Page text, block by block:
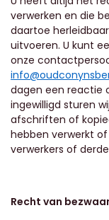
verwerken en die
daartoe
uitvoeren. U kunt
onze
dagen een reactie
ingewilligd sturen
afschriften of
hebben verwerkt
verwerkers of
Recht van